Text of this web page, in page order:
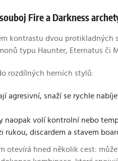
Fire a Darkness
kontrastu dvou protikladných
typu Haunter, Eternatus či
rozdílných herních stylů:
agresivní, snaží se rychle
naopak volí kontrolní nebo
rukou, discardem a stavem
otevírá hned několik cest: